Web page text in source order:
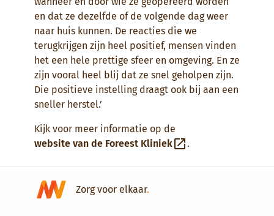
en dat ze dezelfde of de volgende dag weer
naar huis kunnen. De reacties die we
terugkrijgen zijn heel positief, mensen vinden
het een hele prettige sfeer en omgeving. En ze
zijn vooral heel blij dat ze snel geholpen zijn.
Die positieve instelling draagt ook bij aan een
sneller herstel.’
Kijk voor meer informatie op de
website van de Foreest Kliniek
.
Zorg voor elkaar.